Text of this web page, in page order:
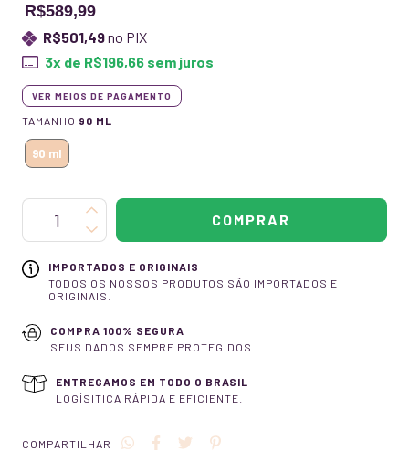
R$589,99
R$501,49no PIX
3x de R$196,66 sem juros
VER MEIOS DE PAGAMENTO
TAMANHO 90 ML
90 ml
IMPORTADOS E ORIGINAIS
TODOS OS NOSSOS PRODUTOS SÃO IMPORTADOS E
ORIGINAIS.
COMPRA 100% SEGURA
SEUS DADOS SEMPRE PROTEGIDOS.
ENTREGAMOS EM TODO O BRASIL
LOGÍSITICA RÁPIDA E EFICIENTE.
COMPARTILHAR